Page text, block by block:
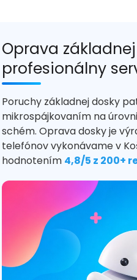
Oprava
profesionálny
Poruchy základnej dosky
mikrospájkovaním na
schém. Oprava dosky je
telefónov vykonávame v
hodnotením 4,8/5 z 200+